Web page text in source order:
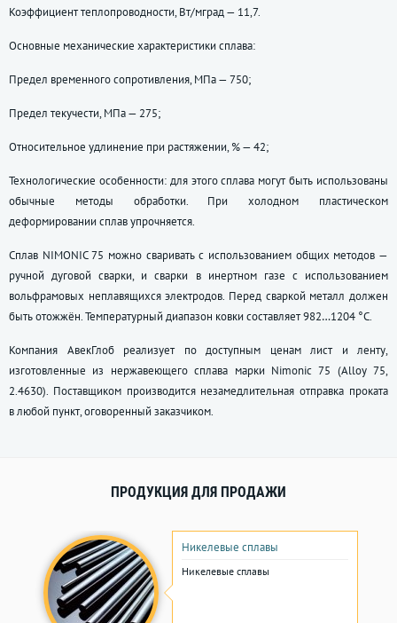
Коэффициент теплопроводности, Вт/мград — 11,7.
Основные механические характеристики сплава:
Предел временного сопротивления, МПа — 750;
Предел текучести, МПа — 275;
Относительное удлинение при растяжении, % — 42;
Технологические особенности: для этого сплава могут быть использованы
обычные методы обработки. При холодном пластическом
деформировании сплав упрочняется.
Сплав NIMONIC 75 можно сваривать с использованием общих методов —
ручной дуговой сварки, и сварки в инертном газе с использованием
вольфрамовых неплавящихся электродов. Перед сваркой металл должен
быть отожжён. Температурный диапазон ковки составляет 982…1204 °C.
Компания АвекГлоб реализует по доступным ценам лист и ленту,
изготовленные из нержавеющего сплава марки Nimonic 75 (Аlloy 75,
2.4630). Поставщиком производится незамедлительная отправка проката
в любой пункт, оговоренный заказчиком.
ПРОДУКЦИЯ ДЛЯ ПРОДАЖИ
Никелевые сплавы
Никелевые сплавы